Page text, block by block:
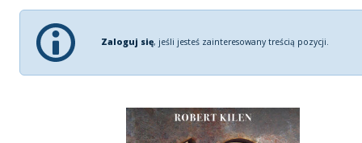
Zaloguj się, jeśli jesteś zainteresowany treścią pozycji.